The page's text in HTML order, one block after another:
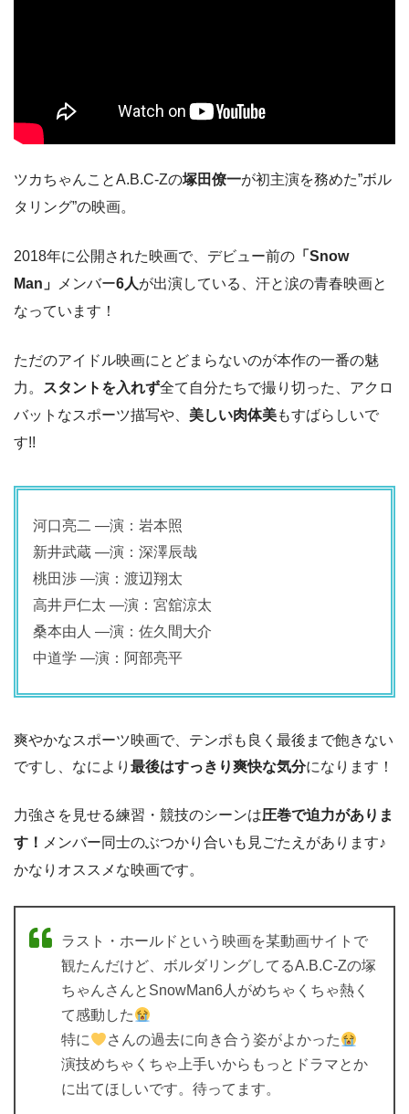
ツカちゃんことA.B.C-Zの塚田僚一が初主演を務めた”ボル
タリング”の映画。
2018年に公開された映画で、デビュー前の 「Snow
Man」
メンバー6人が出演している、汗と涙の青春映画と
なっています！
ただのアイドル映画にとどまらないのが本作の一番の魅
力。
スタントを入れず全て自分たちで撮り切った、アクロ
バットなスポーツ描写や、 美しい肉体美もすばらしいで
す!!
河口亮二 ―演：岩本照
新井武蔵 ―演：深澤辰哉
桃田渉 ―演：渡辺翔太
高井戸仁太 ―演：宮舘涼太
桑本由人 ―演：佐久間大介
中道学 ―演：阿部亮平
爽やかなスポーツ映画で、テンポも良く最後まで飽きない
ですし、なにより 最後はすっきり爽快な気分になります！
力強さを見せる練習・競技のシーンは圧巻で迫力がありま
す！ メンバー同士のぶつかり合いも見ごたえがあります♪
かなりオススメな映画です。
ラスト・ホールドという映画を某動画サイトで
観たんだけど、ボルダリングしてるA.B.C-Zの塚
ちゃんさんとSnowMan6人がめちゃくちゃ熱く
て感動した
特に
さんの過去に向き合う姿がよかった
演技めちゃくちゃ上手いからもっとドラマとか
に出てほしいです。待ってます。